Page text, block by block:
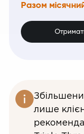
Разом
лише